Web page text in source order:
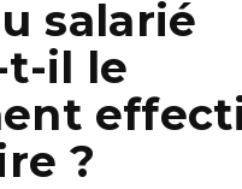
salarié
il le
?